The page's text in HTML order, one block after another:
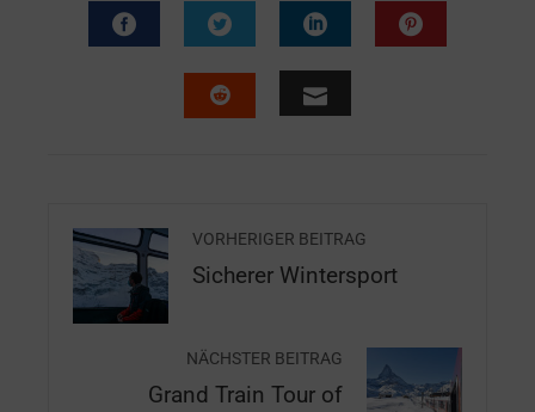
VORHERIGER BEITRAG
Sicherer Wintersport
NÄCHSTER BEITRAG
Grand Train Tour of